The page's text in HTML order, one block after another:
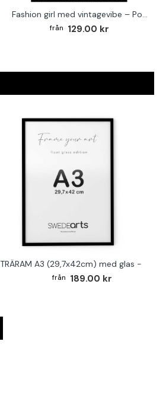
Fashion girl med vintagevibe – Poster för stilmedvetna hem
129.00 kr
TRÄRAM A3 (29,7x42cm) med glas -
189.00 kr